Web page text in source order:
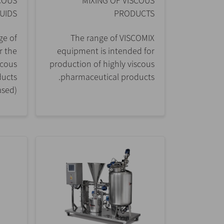
PRODUCTS
The range of VISCOMIX
equipment is intended for
production of highly viscous
pharmaceutical products.
of
the